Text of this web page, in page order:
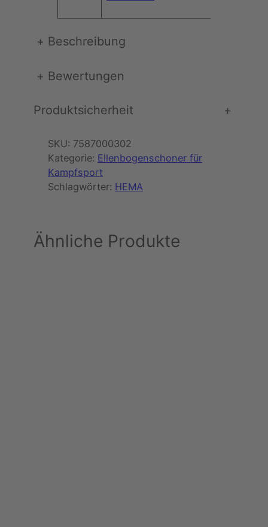
e
(
n
e
i
t
s
ß
+ Beschreibung
+ Bewertungen
Produktsicherheit +
SKU: 7587000302
Kategorie: Ellenbogenschoner für
Kampfsport
Schlagwörter: HEMA
Ähnliche Produkte